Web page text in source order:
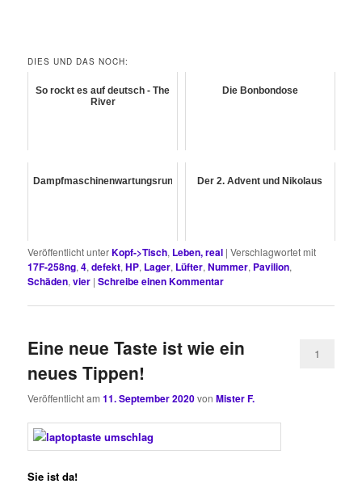
DIES UND DAS NOCH:
So rockt es auf deutsch - The
River
Die Bonbondose
Dampfmaschinenwartungsrunde Der 2. Advent und Nikolaus
Veröffentlicht unterKopf->Tisch, Leben, real |Verschlagwortet mit
17F-258ng,4,defekt,HP, Lager, Lüfter,Nummer, Pavilion,
Schäden,vier |Schreibe einen Kommentar
Eine neue Taste ist wie ein
neues Tippen!
Veröffentlicht am11. September 2020vonMister F.
1
Sie ist da!